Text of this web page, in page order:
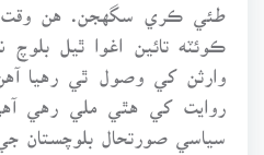
طئي ڪري سگهجن. هن وقت
ڪوئٽه تائين اغوا ٿيل بلوچ
وارثن کي وصول ٿي رهيا
روايت کي هٿي ملي رهي
سياسي صورتحال بلوچستان